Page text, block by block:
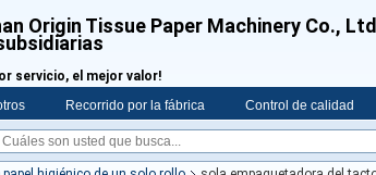
Origin Tissue Paper Machinery Co.,
servicio, el mejor valor!
Recorrido por la fábrica Control de calidad